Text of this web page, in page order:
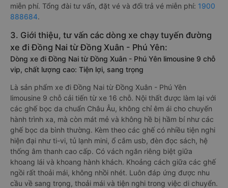
miễn phí. Tổng đài tư vấn, đặt vé và đổi trả vé miễn phí: 1900
888684.
3. Giới thiệu, tư vấn các dòng xe chạy tuyến đường
xe đi Đồng Nai từ Đồng Xuân - Phú Yên:
Dòng xe đi Đồng Nai từ Đồng Xuân - Phú Yên limousine 9 chỗ
vip, chất lượng cao: Tiện lợi, sang trọng
Là sản phẩm xe đi Đồng Nai từ Đồng Xuân - Phú Yên
limousine 9 chỗ cải tiến từ xe 16 chỗ. Nội thất được làm lại với
các ghế bọc da chuẩn Châu Âu, không chỉ êm ái cho chuyến
hành trình xa, mà còn mát mẻ và không hề bị hầm bí như các
ghế bọc da bình thường. Kèm theo các ghế có nhiều tiện nghi
hiện đại như ti-vi, tủ lạnh mini, ổ cắm usb, đèn đọc sách, hệ
thống âm thanh cao cấp. Có vách ngăn riêng biệt giữa
khoang lái và khoang hành khách. Khoảng cách giữa các ghế
ngồi rất thoải mái, không nhồi nhét. Luôn đáp ứng được nhu
cầu về sang trọng, thoải mái và tiện nghi trong việc di chuyển.